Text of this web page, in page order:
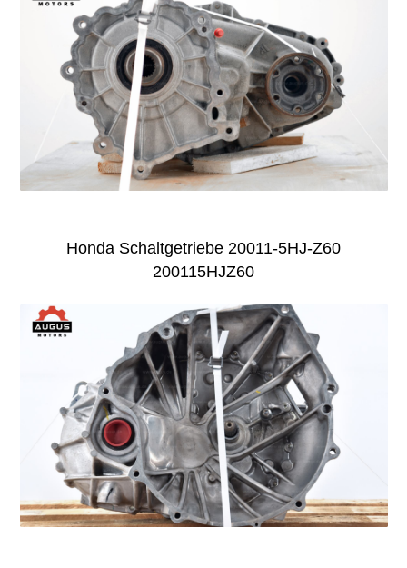
Honda Schaltgetriebe 20011-5HJ-Z60
200115HJZ60